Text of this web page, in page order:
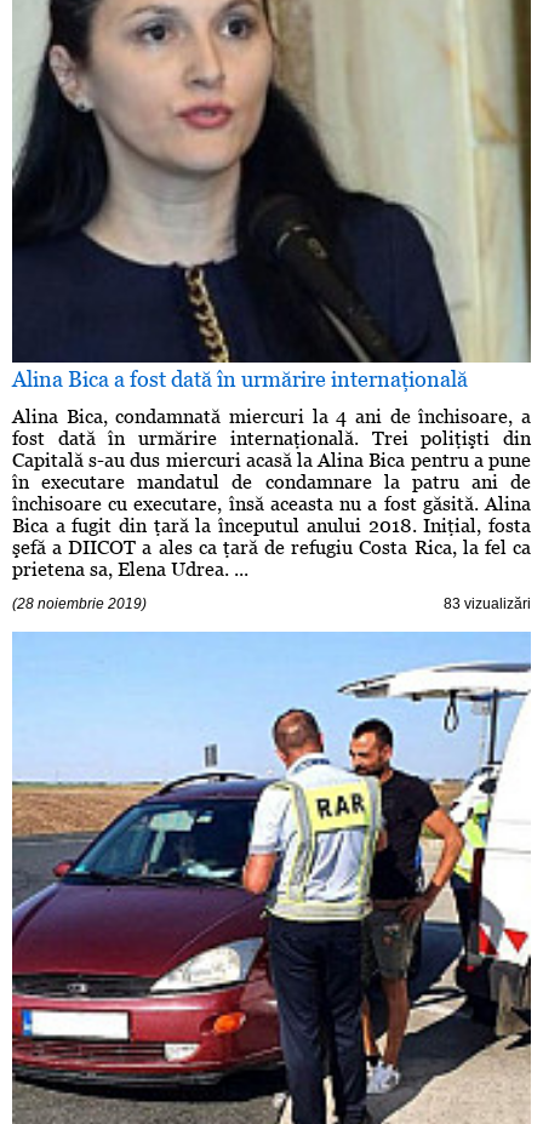
Alina Bica a fost dată în urmărire internaţională
Alina Bica, condamnată miercuri la 4 ani de închisoare, a
fost dată în urmărire internaţională. Trei poliţişti din
Capitală s-au dus miercuri acasă la Alina Bica pentru a pune
în executare mandatul de condamnare la patru ani de
închisoare cu executare, însă aceasta nu a fost găsită. Alina
Bica a fugit din ţară la începutul anului 2018. Iniţial, fosta
şefă a DIICOT a ales ca ţară de refugiu Costa Rica, la fel ca
prietena sa, Elena Udrea. ...
(28 noiembrie 2019) 83 vizualizări